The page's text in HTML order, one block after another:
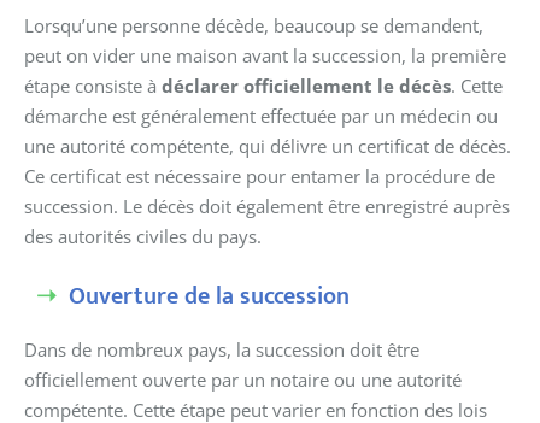
Lorsqu’une personne décède, beaucoup se demandent,
peut on vider une maison avant la succession, la première
étape consiste à déclarer officiellement le décès. Cette
démarche est généralement effectuée par un médecin ou
une autorité compétente, qui délivre un certificat de décès.
Ce certificat est nécessaire pour entamer la procédure de
succession. Le décès doit également être enregistré auprès
des autorités civiles du pays.
Ouverture de la succession
Dans de nombreux pays, la succession doit être
officiellement ouverte par un notaire ou une autorité
compétente. Cette étape peut varier en fonction des lois